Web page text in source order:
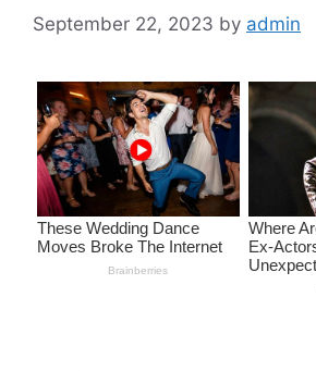
September 22, 2023 by admin